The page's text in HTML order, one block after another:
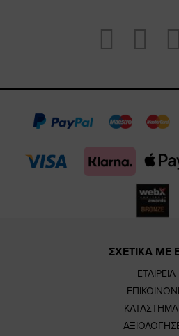
Visit
page
ΣΧΕΤΙΚΑ ΜΕ
ΕΤΑΙΡΕΙΑ